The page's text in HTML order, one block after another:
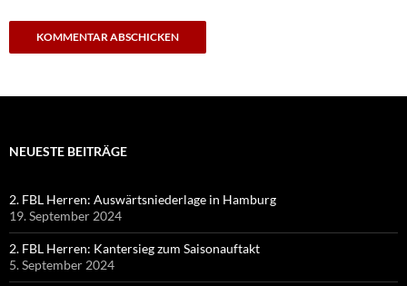
NEUESTE BEITRÄGE
2. FBL Herren: Auswärtsniederlage in Hamburg
19. September 2024
2. FBL Herren: Kantersieg zum Saisonauftakt
5. September 2024